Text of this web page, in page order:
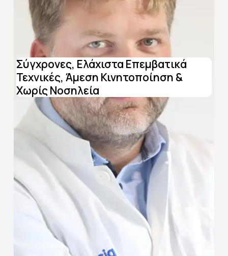
Σύγχρονες, Ελάχιστα Επεμβατικά
Τεχνικές, Άμεση Κινητοποίηση &
Χωρίς Νοσηλεία